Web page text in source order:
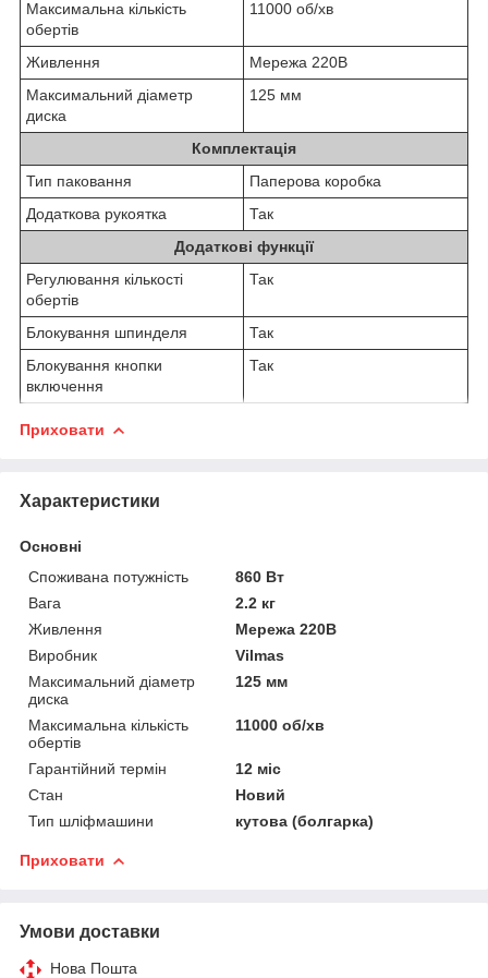
Максимальна кількість
обертів
11000 об/хв
Живлення
Мережа 220В
Максимальний діаметр
диска
125 мм
Комплектація
Тип паковання
Паперова коробка
Додаткова рукоятка
Так
Додаткові функції
Регулювання кількості
обертів
Так
Блокування шпинделя
Так
Блокування кнопки
включення
Так
Приховати
Характеристики
Основні
Споживана потужність
860 Вт
Вага
2.2 кг
Живлення
Мережа 220В
Виробник
Vilmas
Максимальний діаметр
диска
125 мм
Максимальна кількість
обертів
11000 об/хв
Гарантійний термін
12 міс
Стан
Новий
Тип шліфмашини
кутова (болгарка)
Приховати
Умови доставки
Нова Пошта